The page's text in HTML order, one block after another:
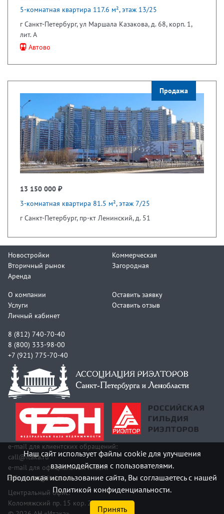
5-комнатная квартира 117.6 м², этаж 13/25
г Санкт-Петербург, ул Маршала Казакова, д. 68, корп. 1,
лит. А
Автово
Продажа
13 150 000 ₽
3-комнатная квартира 81.5 м², этаж 7/25
г Санкт-Петербург, пр-кт Ленинский, д. 51
Новостройки
Вторичный рынок
Аренда
Коммерческая
Загородная
О компании
Услуги
Личный кабинет
Оставить заявку
Оставить отзыв
8 (812) 740-70-40
8 (800) 333-98-00
+7 (921) 775-70-40
e-mail для клиентских обращений:
call@itaka.ru
e-mail для официальных писем:
officeitaka@itaka.ru
Центральный офис:
Коломяжский пр. 15 кор. 2
Наш сайт использует файлы cookie для улучшения
взаимодействия с пользователями.
Продолжая использование сайта, Вы соглашаетесь с нашей
Политикой конфиденциальности.
Принять